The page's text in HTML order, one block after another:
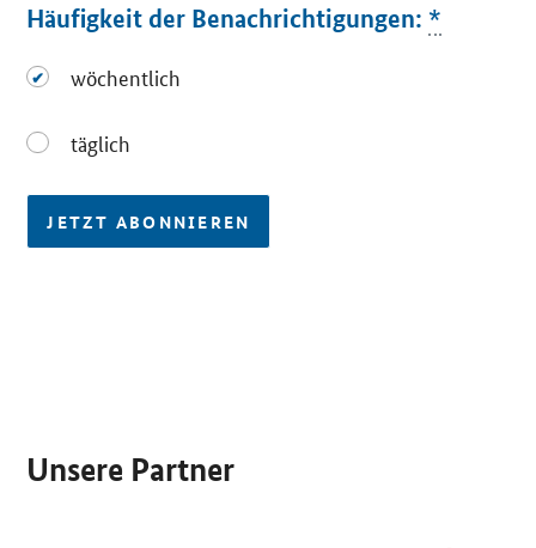
Häufigkeit der Benachrichtigungen: *
wöchentlich
wöchentlich
täglich
täglich
JETZT ABONNIEREN
Unsere Partner